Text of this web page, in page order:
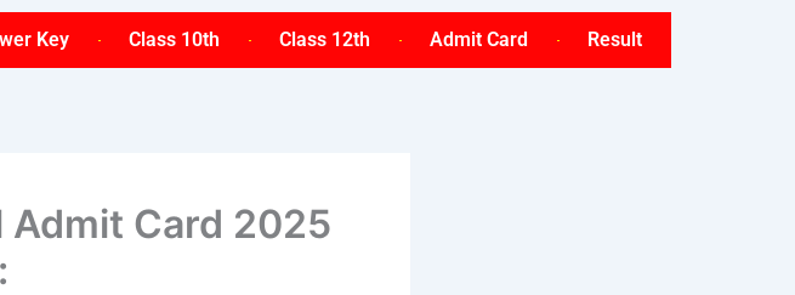
Key Class 10th Class 12th Admit Card Result
Admit Card 2025